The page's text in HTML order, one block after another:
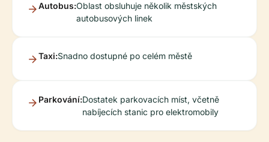
Autobus:Oblast obsluhuje několik městských
autobusových linek
Taxi:Snadno dostupné po celém městě
Parkování:Dostatek parkovacích míst, včetně
nabíjecích stanic pro elektromobily